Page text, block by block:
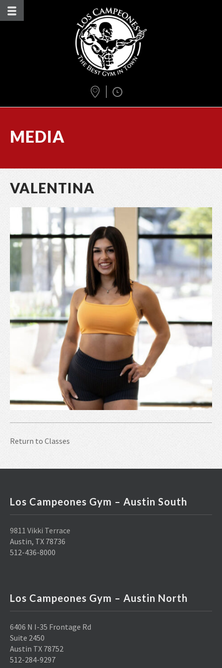
MEDIA
VALENTINA
Return toClasses
Los Campeones Gym – Austin South
9811 Vikki Terrace
Austin, TX 78736
512-436-8000
Los Campeones Gym – Austin North
6406 N I-35 Frontage Rd
Suite 2450
Austin TX 78752
512-284-9297